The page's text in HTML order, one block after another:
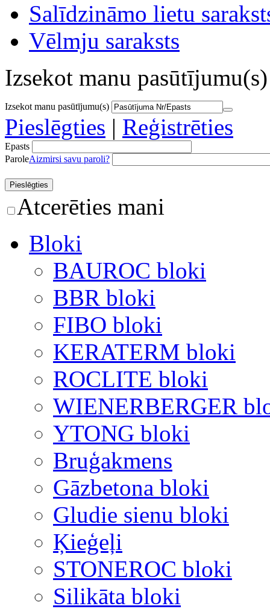
Salīdzināmo lietu
Vēlmju saraksts
Izsekot manu pasūtījumu(s)
Izsekot manu pasūtījumu(s)
Pieslēgties | Reģistrēties
Epasts
ParoleAizmirsi savu paroli?
Atcerēties mani
Bloki
BAUROC bloki
BBR bloki
FIBO bloki
KERATERM bloki
ROCLITE bloki
WIENERBERGER
YTONG bloki
Bruģakmens
Gāzbetona bloki
Gludie sienu bloki
Ķieģeļi
STONEROC bloki
Silikāta bloki